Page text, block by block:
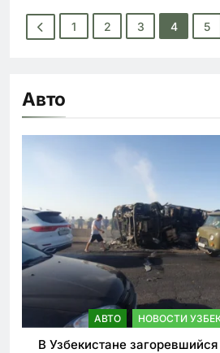
1 2 3 4 5
Авто
АВТО НОВОСТИ
В Узбекистане